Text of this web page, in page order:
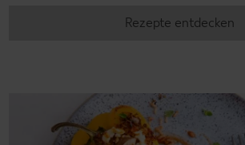
Rezepte entdecken